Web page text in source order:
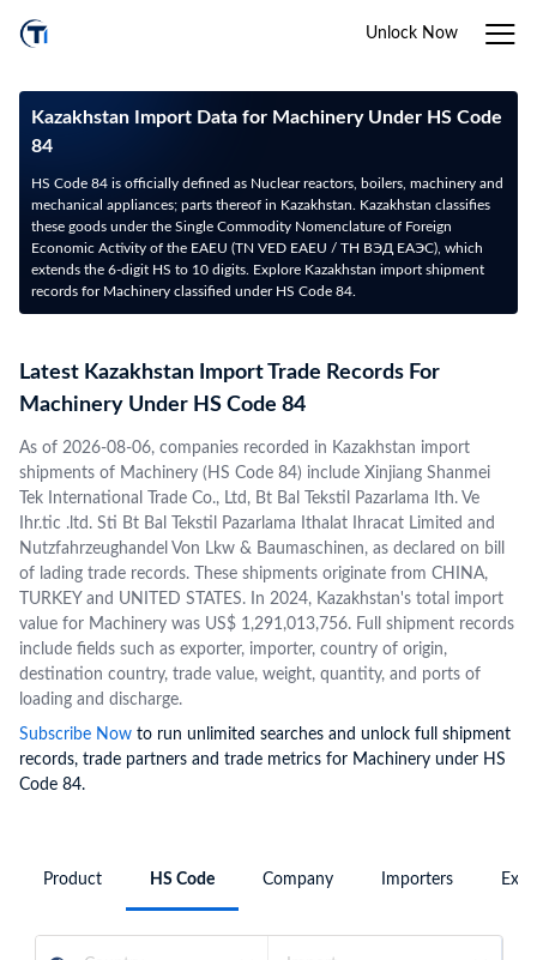
Unlock Now
Kazakhstan Import Data for Machinery Under HS Code
84
HS Code 84 is officially defined as Nuclear reactors, boilers, machinery and
mechanical appliances; parts thereof in Kazakhstan. Kazakhstan classifies
these goods under the Single Commodity Nomenclature of Foreign
Economic Activity of the EAEU (TN VED EAEU / ТН ВЭД ЕАЭС), which
extends the 6-digit HS to 10 digits. Explore Kazakhstan import shipment
records for Machinery classified under HS Code 84.
Latest Kazakhstan Import Trade Records For
Machinery Under HS Code 84
As of 2026-08-06, companies recorded in Kazakhstan import
shipments of Machinery (HS Code 84) include Xinjiang Shanmei
Tek International Trade Co., Ltd, Bt Bal Tekstil Pazarlama Ith. Ve
Ihr.tic .ltd. Sti Bt Bal Tekstil Pazarlama Ithalat Ihracat Limited and
Nutzfahrzeughandel Von Lkw & Baumaschinen, as declared on bill
of lading trade records. These shipments originate from CHINA,
TURKEY and UNITED STATES. In 2024, Kazakhstan's total import
value for Machinery was US$ 1,291,013,756. Full shipment records
include fields such as exporter, importer, country of origin,
destination country, trade value, weight, quantity, and ports of
loading and discharge.
Subscribe Now to run unlimited searches and unlock full shipment
records, trade partners and trade metrics for Machinery under HS
Code 84.
Product HS Code Company Importers